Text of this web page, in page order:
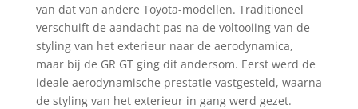
van dat van andere Toyota-modellen. Traditioneel
verschuift de aandacht pas na de voltooiing van de
styling van het exterieur naar de aerodynamica,
maar bij de GR GT ging dit andersom. Eerst werd de
ideale aerodynamische prestatie vastgesteld, waarna
de styling van het exterieur in gang werd gezet.